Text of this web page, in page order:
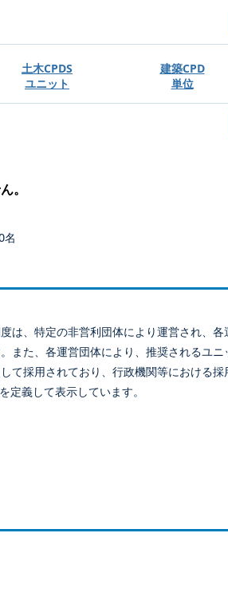
土木CPDS
ユニット
建築CPD
単位
。
、特定の非営利団体により運営され、各
た、各運営団体により、推奨されるユニ
採用されており、行政機関等における採
義して表示しています。